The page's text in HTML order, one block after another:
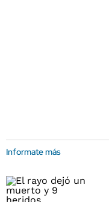
Informate más